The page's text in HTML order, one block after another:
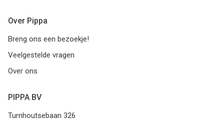
Over Pippa
Breng ons een bezoekje!
Veelgestelde vragen
Over ons
PIPPA BV
Turnhoutsebaan 326